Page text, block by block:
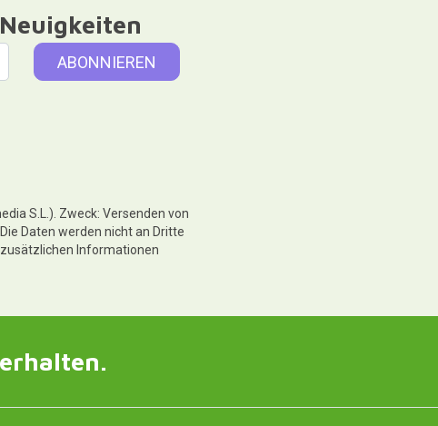
S.L.). Zweck: Versenden von
Daten werden nicht an Dritte
Informationen